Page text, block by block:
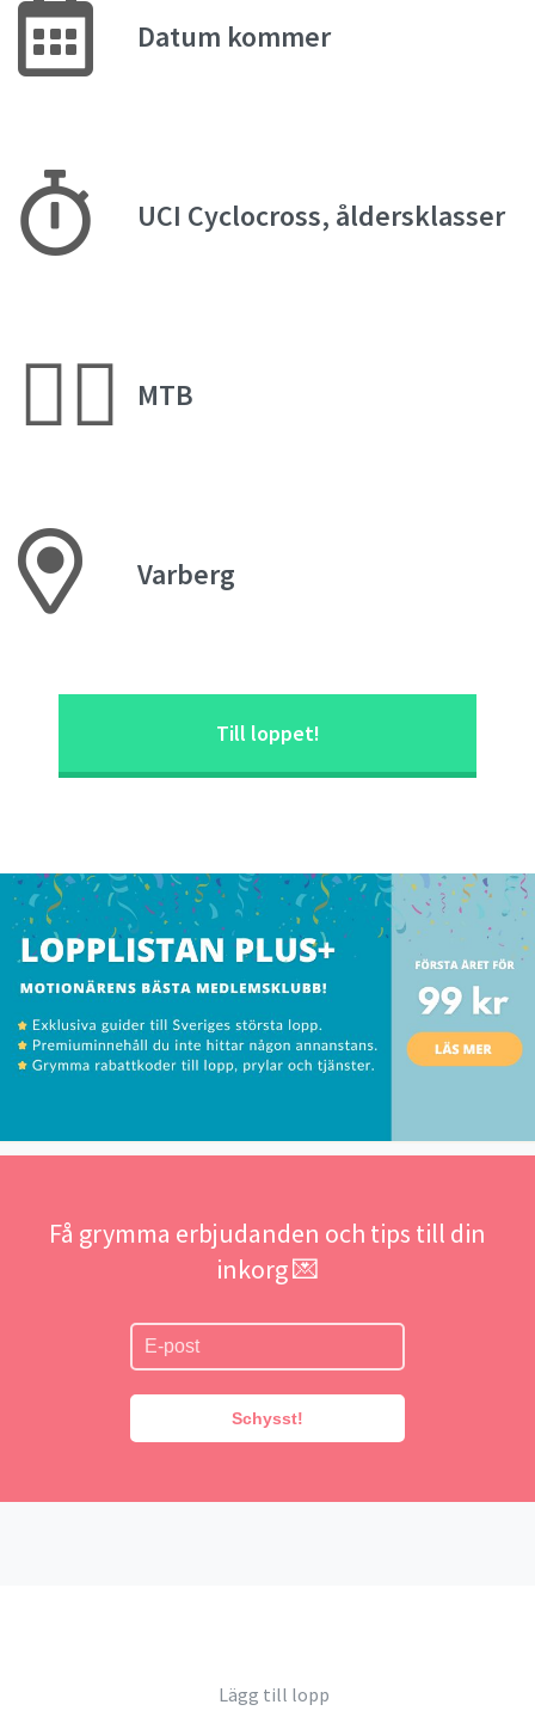
Datum kommer
UCI Cyclocross, åldersklasser
🚵‍♂️ MTB
Varberg
Till loppet!
Få grymma erbjudanden och tips till din
inkorg 💌
Schysst!
Lägg till lopp